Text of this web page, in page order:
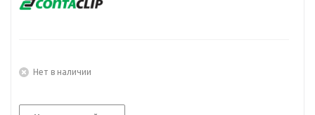
Нет в наличии